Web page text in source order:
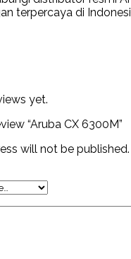
terpercaya di
yet.
“Aruba CX 6300M”
will not be published.